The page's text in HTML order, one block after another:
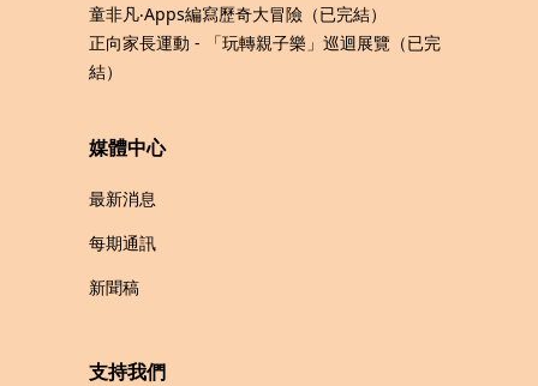
童非凡‧Apps編寫歷奇大冒險（已完結）
正向家長運動 - 「玩轉親子樂」巡迴展覽（已完
結）
媒體中心
最新消息
每期通訊
新聞稿
支持我們